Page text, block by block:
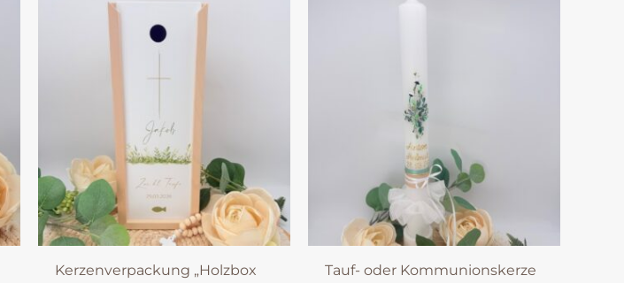
Kerzenverpackung „Holzbox
Tauf- oder Kommunionskerze